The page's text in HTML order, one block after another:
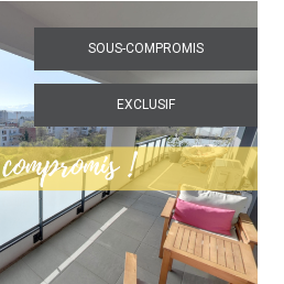
SOUS-COMPROMIS
EXCLUSIF
voir le bien